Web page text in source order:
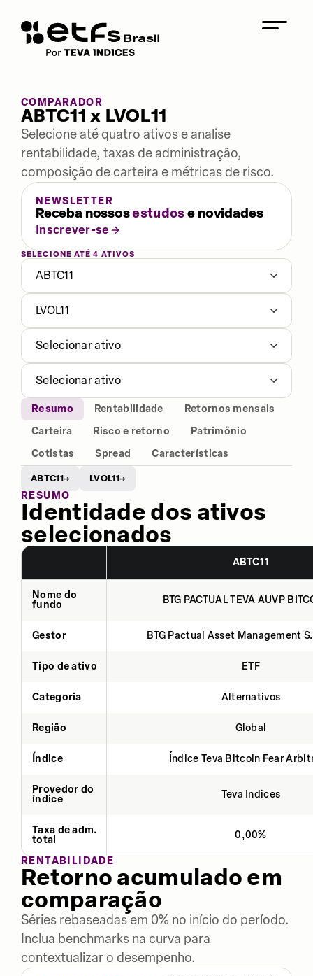
COMPARADOR
ABTC11 x LVOL11
Selecione até quatro ativos e analise
rentabilidade, taxas de administração,
composição de carteira e métricas de risco.
NEWSLETTER
Receba nossosestudose novidades
Inscrever-se
SELECIONE ATÉ 4 ATIVOS
ABTC11
LVOL11
Selecionar ativo
Selecionar ativo
Resumo Rentabilidade
Retornos mensais
Carteira
Risco e retorno
Patrimônio
Cotistas
Spread Características
ABTC11→ LVOL11→
RESUMO
Identidade dos ativos
selecionados
ABTC11
Nome do
fundo
BTG PACTUAL TEVA AUVP
Gestor BTG Pactual Asset Management
Tipo de ativo ETF
Categoria Alternativos
Região Global
Índice Índice Teva Bitcoin Fear
Provedor do
índice
Teva Indices
Taxa de adm.
total
0,00%
RENTABILIDADE
Retorno acumulado em
comparação
Séries rebaseadas em 0% no início do período.
Inclua benchmarks na curva para
contextualizar o desempenho.